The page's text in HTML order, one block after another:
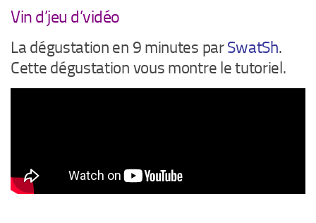
Vin d’jeu d’vidéo
La dégustation en 9 minutes parSwatSh.
Cette dégustation vous montre le tutoriel.